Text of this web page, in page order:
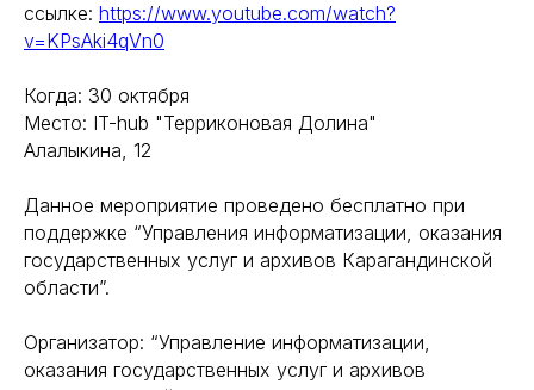
ссылке: https://www.youtube.com/watch?
v=KPsAki4qVn0
Когда: 30 октября
Место: IT-hub "Терриконовая Долина"
Алалыкина, 12
Данное мероприятие проведено бесплатно при
поддержке “Управления информатизации, оказания
государственных услуг и архивов Карагандинской
области”.
Организатор: “Управление информатизации,
оказания государственных услуг и архивов